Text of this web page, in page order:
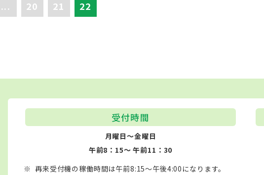
... 20 21 22
受付時間
月曜日～金曜日
午前8：15～ 午前11：30
再来受付機の稼働時間は午前8:15～午後4:00になります。